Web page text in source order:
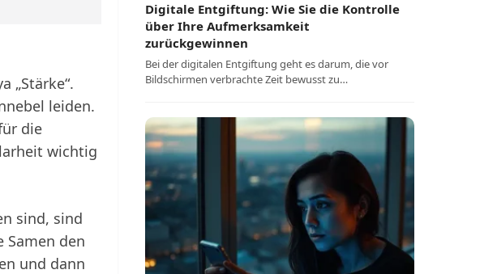
„Stärke“.
leiden.
die
wichtig
sind, sind
Samen den
und dann
Digitale Entgiftung: Wie Sie die Kontrolle
über Ihre Aufmerksamkeit
zurückgewinnen
Bei der digitalen Entgiftung geht es darum, die vor
Bildschirmen verbrachte Zeit bewusst zu…